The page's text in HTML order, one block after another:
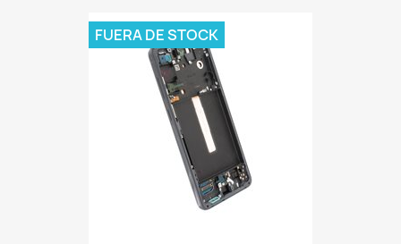
FUERA DE STOCK